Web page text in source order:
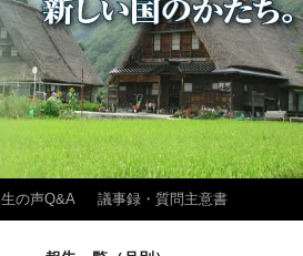
生の声Q&A 議事録・質問主意書